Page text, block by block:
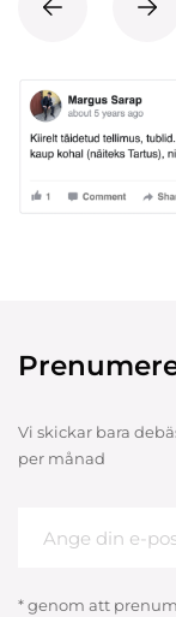
Vi skickar bara
per månad
* genom att